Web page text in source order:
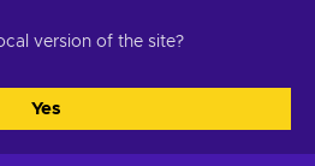
znaleźć na stronie
version of the site?
Yes